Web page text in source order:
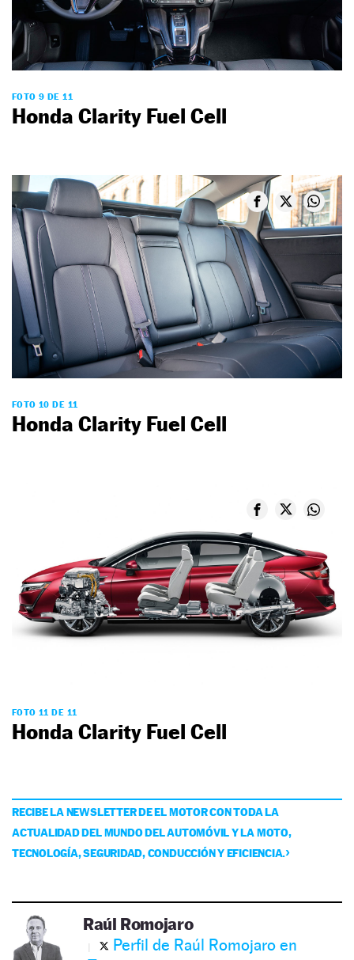
FOTO 9 DE 11
Honda Clarity Fuel Cell
FOTO 10 DE 11
Honda Clarity Fuel Cell
FOTO 11 DE 11
Honda Clarity Fuel Cell
RECIBE LA NEWSLETTER DE EL MOTOR CON TODA LA
ACTUALIDAD DEL MUNDO DEL AUTOMÓVIL Y LA MOTO,
TECNOLOGÍA, SEGURIDAD, CONDUCCIÓN Y EFICIENCIA.
Raúl Romojaro
Perfil de Raúl Romojaro en